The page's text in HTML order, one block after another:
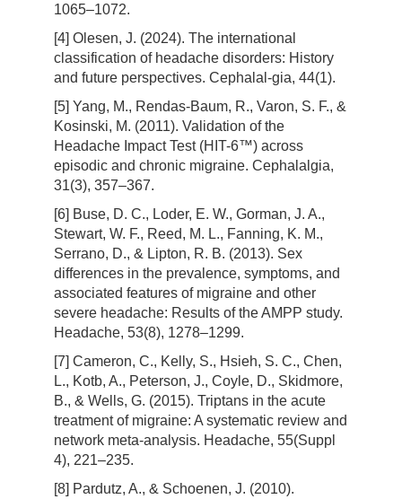
1065–1072.
[4] Olesen, J. (2024). The international
classification of headache disorders: History
and future perspectives. Cephalal-gia, 44(1).
[5] Yang, M., Rendas-Baum, R., Varon, S. F., &
Kosinski, M. (2011). Validation of the
Headache Impact Test (HIT-6™) across
episodic and chronic migraine. Cephalalgia,
31(3), 357–367.
[6] Buse, D. C., Loder, E. W., Gorman, J. A.,
Stewart, W. F., Reed, M. L., Fanning, K. M.,
Serrano, D., & Lipton, R. B. (2013). Sex
differences in the prevalence, symptoms, and
associated features of migraine and other
severe headache: Results of the AMPP study.
Headache, 53(8), 1278–1299.
[7] Cameron, C., Kelly, S., Hsieh, S. C., Chen,
L., Kotb, A., Peterson, J., Coyle, D., Skidmore,
B., & Wells, G. (2015). Triptans in the acute
treatment of migraine: A systematic review and
network meta-analysis. Headache, 55(Suppl
4), 221–235.
[8] Pardutz, A., & Schoenen, J. (2010).